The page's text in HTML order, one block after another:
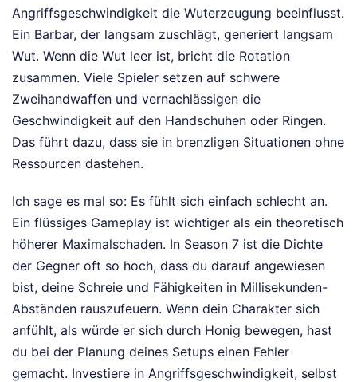
Angriffsgeschwindigkeit die Wuterzeugung beeinflusst.
Ein Barbar, der langsam zuschlägt, generiert langsam
Wut. Wenn die Wut leer ist, bricht die Rotation
zusammen. Viele Spieler setzen auf schwere
Zweihandwaffen und vernachlässigen die
Geschwindigkeit auf den Handschuhen oder Ringen.
Das führt dazu, dass sie in brenzligen Situationen ohne
Ressourcen dastehen.
Ich sage es mal so: Es fühlt sich einfach schlecht an.
Ein flüssiges Gameplay ist wichtiger als ein theoretisch
höherer Maximalschaden. In Season 7 ist die Dichte
der Gegner oft so hoch, dass du darauf angewiesen
bist, deine Schreie und Fähigkeiten in Millisekunden-
Abständen rauszufeuern. Wenn dein Charakter sich
anfühlt, als würde er sich durch Honig bewegen, hast
du bei der Planung deines Setups einen Fehler
gemacht. Investiere in Angriffsgeschwindigkeit, selbst